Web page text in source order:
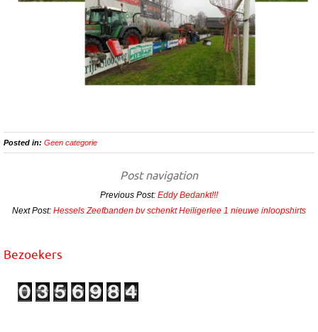
Posted in: Geen categorie
Post navigation
Previous Post: Eddy Bedankt!!!
Next Post: Hessels Zeefbanden bv schenkt Heiligerlee 1 nieuwe inloopshirts
Bezoekers